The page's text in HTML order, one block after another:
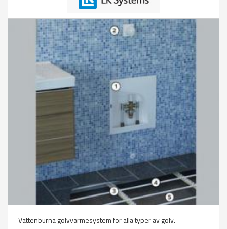
Vattenburna golvvärmesystem för alla typer av golv.